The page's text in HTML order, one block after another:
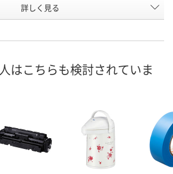
シアン ブラック
へ カゴへ カ
詳しく見る
はこちらも検討されていま